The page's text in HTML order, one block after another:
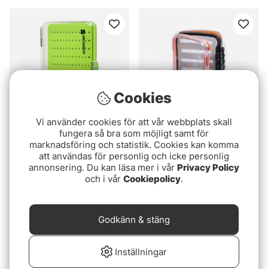
Guideline Slim Tri Foam
Medium
119 kr
Fladen Flugask
Transparant Vattentät
15,4x10,6x4,5cm
159 kr
Cookies
Vi använder cookies för att vår webbplats skall
fungera så bra som möjligt samt för
marknadsföring och statistik. Cookies kan komma
att användas för personlig och icke personlig
annonsering. Du kan läsa mer i vår Privacy Policy
och i vår Cookiepolicy.
Inställningar
Godkänn & stäng